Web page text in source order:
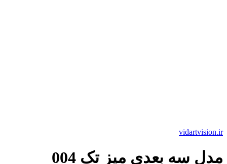
vidartvision.ir
مدل سه بعدی میز تک 004